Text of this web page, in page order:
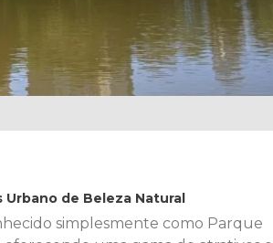
Urbano de Beleza Natural
simplesmente como Parque